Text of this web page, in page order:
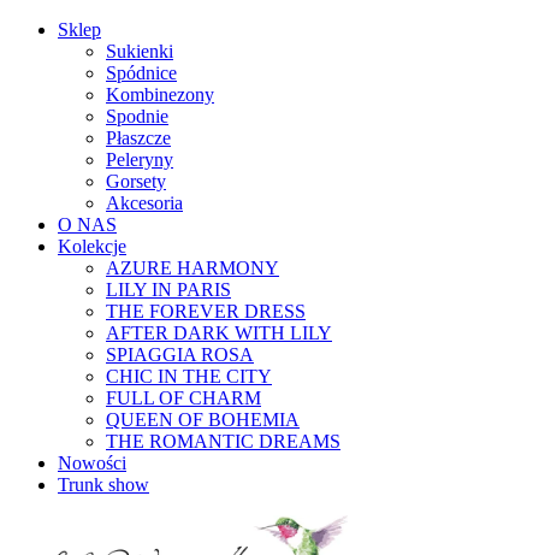
Sklep
Sukienki
Spódnice
Kombinezony
Spodnie
Płaszcze
Peleryny
Gorsety
Akcesoria
O NAS
Kolekcje
AZURE HARMONY
LILY IN PARIS
THE FOREVER DRESS
AFTER DARK WITH LILY
SPIAGGIA ROSA
CHIC IN THE CITY
FULL OF CHARM
QUEEN OF BOHEMIA
THE ROMANTIC DREAMS
Nowości
Trunk show